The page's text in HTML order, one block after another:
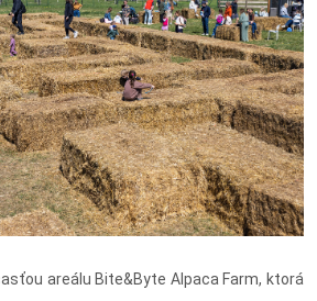
areálu Bite&Byte Alpaca Farm, ktorá